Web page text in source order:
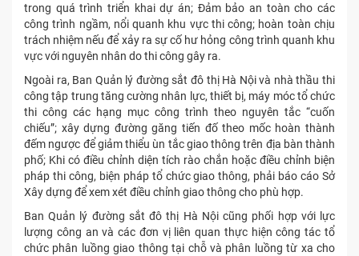
trong quá trình triển khai dự án; Đảm bảo an toàn cho các
công trình ngầm, nổi quanh khu vực thi công; hoàn toàn chịu
trách nhiệm nếu để xảy ra sự cố hư hỏng công trình quanh khu
vực với nguyên nhân do thi công gây ra.
Ngoài ra, Ban Quản lý đường sắt đô thị Hà Nội và nhà thầu thi
công tập trung tăng cường nhân lực, thiết bị, máy móc tổ chức
thi công các hạng mục công trình theo nguyên tắc “cuốn
chiếu”; xây dựng đường găng tiến đố theo mốc hoàn thành
đếm ngược để giảm thiểu ùn tắc giao thông trên địa bàn thành
phố; Khi có điều chỉnh diện tích rào chắn hoặc điều chỉnh biện
pháp thi công, biện pháp tổ chức giao thông, phải báo cáo Sở
Xây dựng để xem xét điều chỉnh giao thông cho phù hợp.
Ban Quản lý đường sắt đô thị Hà Nội cũng phối hợp với lực
lượng công an và các đơn vị liên quan thực hiện công tác tổ
chức phân luồng giao thông tại chỗ và phân luồng từ xa cho